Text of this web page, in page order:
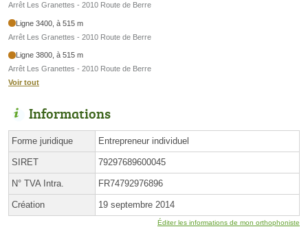
Arrêt Les Granettes - 2010 Route de Berre
Ligne 3400, à 515 m
Arrêt Les Granettes - 2010 Route de Berre
Ligne 3800, à 515 m
Arrêt Les Granettes - 2010 Route de Berre
Voir tout
Informations
Forme juridique Entrepreneur individuel
SIRET 79297689600045
N° TVA Intra. FR74792976896
Création 19 septembre 2014
Éditer les informations de mon orthophoniste